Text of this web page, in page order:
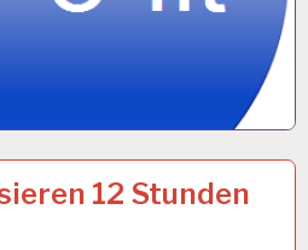
12 Stunden